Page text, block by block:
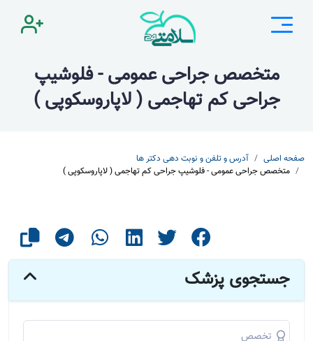
متخصص جراحی عمومی - فلوشیپ
جراحی کم تهاجمی ( لاپاروسکوپی )
صفحه اصلی
آدرس و تلفن و نوبت دهی دکتر ها
متخصص جراحی عمومی - فلوشیپ جراحی کم تهاجمی ( لاپاروسکوپی )
جستجوی پزشک